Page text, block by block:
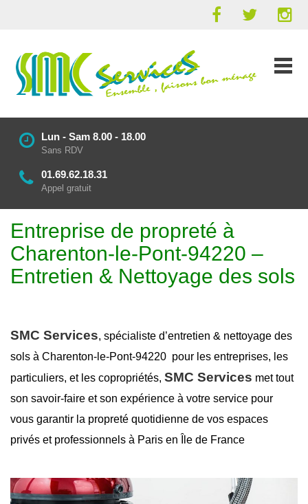
Lun - Sam 8.00 - 18.00
Sans RDV
01.69.62.18.31
Appel gratuit
Entreprise de propreté à
Charenton-le-Pont-94220 –
Entretien & Nettoyage des sols
SMC Services, spécialiste d’entretien & nettoyage des
sols à Charenton-le-Pont-94220 pour les entreprises, les
particuliers, et les copropriétés, SMC Services met tout
son savoir-faire et son expérience à votre service pour
vous garantir la propreté quotidienne de vos espaces
privés et professionnels à Paris en Île de France